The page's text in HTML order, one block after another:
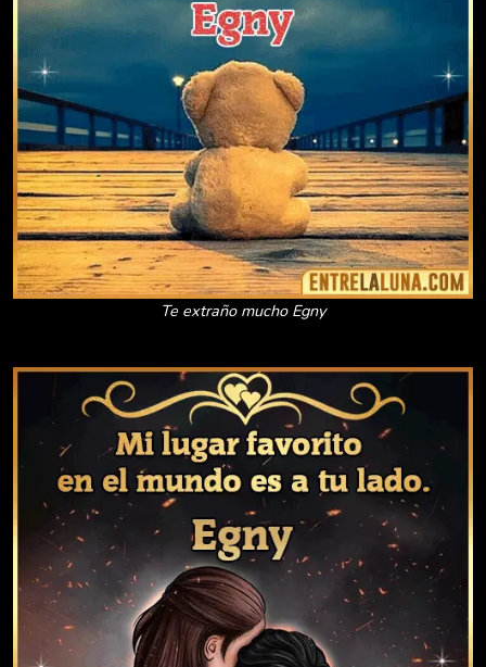
Te extraño mucho Egny